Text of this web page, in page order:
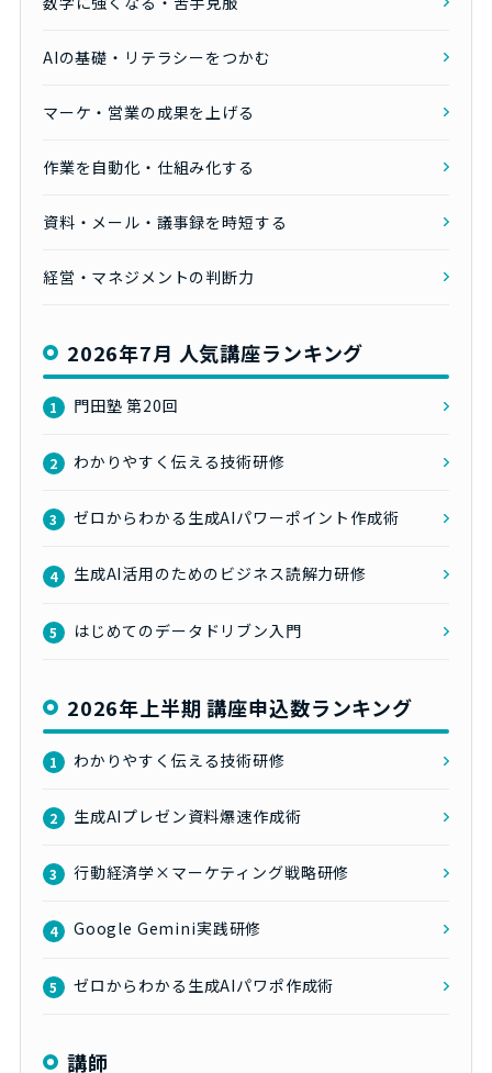
AIの基礎・リテラシーをつかむ
マーケ・営業の成果を上げる
作業を自動化・仕組み化する
資料・メール・議事録を時短する
経営・マネジメントの判断力
2026年7月 人気講座ランキング
1 門田塾 第20回
2 わかりやすく伝える技術研修
3 ゼロからわかる生成AIパワーポイント作成術
4 生成AI活用のためのビジネス読解力研修
5 はじめてのデータドリブン入門
2026年上半期 講座申込数ランキング
1 わかりやすく伝える技術研修
2 生成AIプレゼン資料爆速作成術
3 行動経済学×マーケティング戦略研修
4 Google Gemini実践研修
5 ゼロからわかる生成AIパワポ作成術
講師